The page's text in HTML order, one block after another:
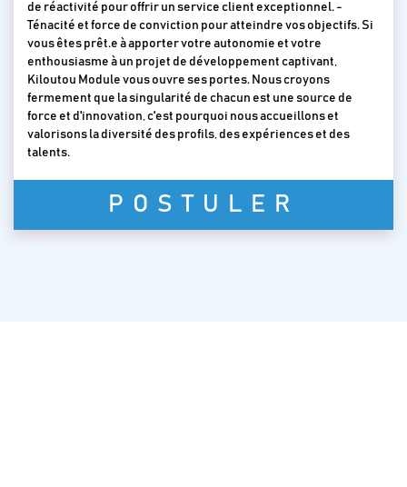
de réactivité pour offrir un service client exceptionnel. -
Ténacité et force de conviction pour atteindre vos objectifs. Si
vous êtes prêt.e à apporter votre autonomie et votre
enthousiasme à un projet de développement captivant,
Kiloutou Module vous ouvre ses portes. Nous croyons
fermement que la singularité de chacun est une source de
force et d'innovation, c'est pourquoi nous accueillons et
valorisons la diversité des profils, des expériences et des
talents.
POSTULER